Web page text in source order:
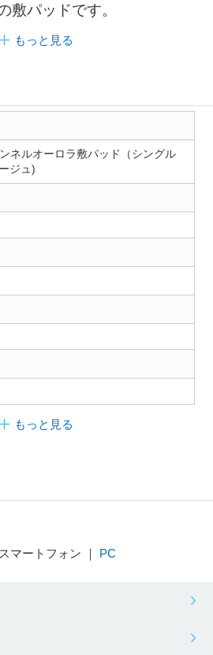
敷パッドです。
もっと見る
ネルオーロラ敷パッド（シングル
ジュ)
もっと見る
マートフォン ｜ PC